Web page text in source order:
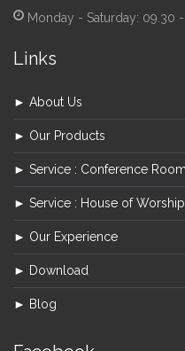
Monday - Saturday: 09.30
Links
► About Us
► Our Products
► Service : Conference
► Service : House of Worship
► Our Experience
► Download
► Blog